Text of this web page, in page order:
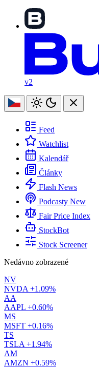
v2
Feed
Watchlist
Kalendář
Články
Flash News
Podcasty New
Fair Price Index
StockBot
Stock Screener
Nedávno zobrazené
NV
NVDA +1.09%
AA
AAPL +0.60%
MS
MSFT +0.16%
TS
TSLA +1.94%
AM
AMZN +0.59%